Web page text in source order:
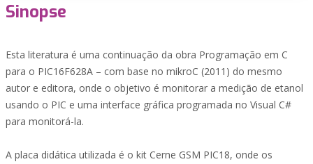
Sinopse
Esta literatura é uma continuação da obra Programação em C
para o PIC16F628A – com base no mikroC (2011) do mesmo
autor e editora, onde o objetivo é monitorar a medição de etanol
usando o PIC e uma interface gráfica programada no Visual C#
para monitorá-la.
A placa didática utilizada é o kit Cerne GSM PIC18, onde os